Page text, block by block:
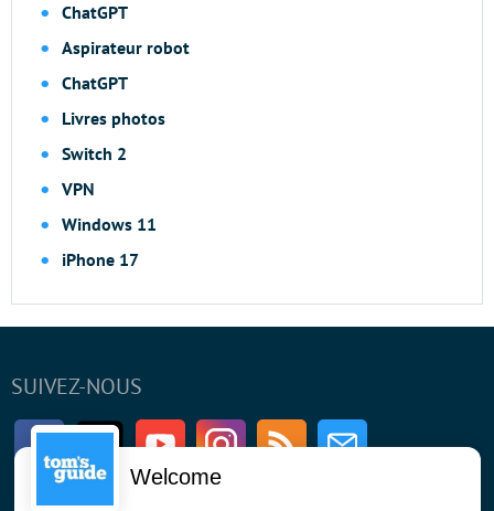
ChatGPT
Aspirateur robot
ChatGPT
Livres photos
Switch 2
VPN
Windows 11
iPhone 17
SUIVEZ-NOUS
FacebookTwitter Youtube InstagramRSS Newsletter
Welcome